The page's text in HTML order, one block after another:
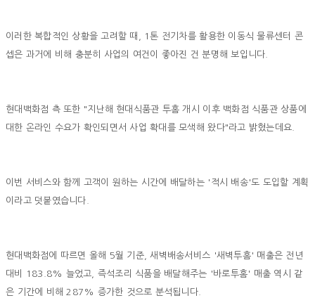
이러한 복합적인 상황을 고려할 때, 1톤 전기차를 활용한 이동식 물류센터 콘
셉은 과거에 비해 충분히 사업의 여건이 좋아진 건 분명해 보입니다.
현대백화점 측 또한 "지난해 현대식품관 투홈 개시 이후 백화점 식품관 상품에
대한 온라인 수요가 확인되면서 사업 확대를 모색해 왔다"라고 밝혔는데요.
이번 서비스와 함께 고객이 원하는 시간에 배달하는 '적시 배송'도 도입할 계획
이라고 덧붙였습니다.
현대백화점에 따르면 올해 5월 기준, 새벽배송서비스 '새벽투홈' 매출은 전년
대비 183.8% 늘었고, 즉석조리 식품을 배달해주는 '바로투홈' 매출 역시 같
은 기간에 비해 287% 증가한 것으로 분석됩니다.